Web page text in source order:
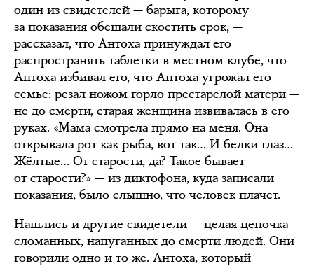
один из свидетелей — барыга, которому
за показания обещали скостить срок, —
рассказал, что Антоха принуждал его
распространять таблетки в местном клубе, что
Антоха избивал его, что Антоха угрожал его
семье: резал ножом горло престарелой матери —
не до смерти, старая женщина извивалась в его
руках. «Мама смотрела прямо на меня. Она
открывала рот как рыба, вот так… И белки глаз…
Жёлтые… От старости, да? Такое бывает
от старости?» — из диктофона, куда записали
показания, было слышно, что человек плачет.
Нашлись и другие свидетели — целая цепочка
сломанных, напуганных до смерти людей. Они
говорили одно и то же. Антоха, который